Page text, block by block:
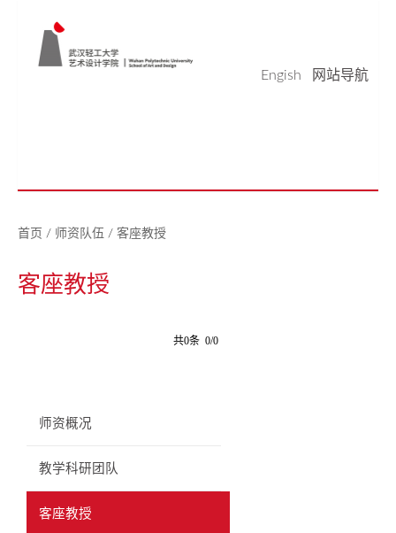
Engish
网站导航
首页 / 师资队伍 / 客座教授
客座教授
共0条 0/0
师资概况
教学科研团队
客座教授